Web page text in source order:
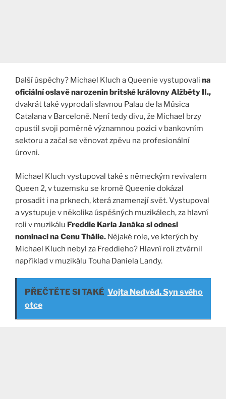
Další úspěchy? Michael Kluch a Queenie vystupovali na
oficiální oslavě narozenin britské královny Alžběty II.,
dvakrát také vyprodali slavnou Palau de la Música
Catalana v Barceloně. Není tedy divu, že Michael brzy
opustil svoji poměrně významnou pozici v bankovním
sektoru a začal se věnovat zpěvu na profesionální
úrovni.
Michael Kluch vystupoval také s německým revivalem
Queen 2, v tuzemsku se kromě Queenie dokázal
prosadit i na prknech, která znamenají svět. Vystupoval
a vystupuje v několika úspěšných muzikálech, za hlavní
roli v muzikálu Freddie Karla Janáka si odnesl
nominaci na Cenu Thálie. Nějaké role, ve kterých by
Michael Kluch nebyl za Freddieho? Hlavní roli ztvárnil
například v muzikálu Touha Daniela Landy.
PŘEČTĚTE SI TAKÉ Vojta Nedvěd. Syn svého
otce